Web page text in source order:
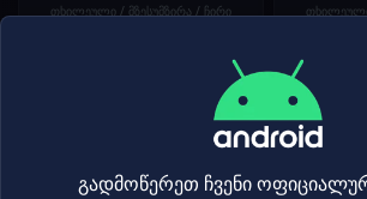
თხილეული / მზესუმზირა / ჩირი
+ -30%
გადმოწერეთ ჩვენი